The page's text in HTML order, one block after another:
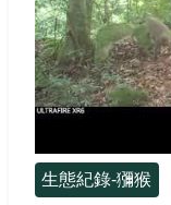
生態紀錄-獼猴